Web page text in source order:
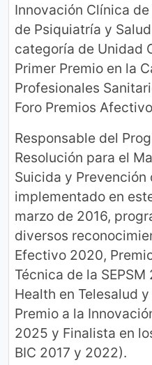
Innovación Clínica
de Psiquiatría y
categoría de Unidad
Primer Premio en la
Profesionales
Foro Premios
Responsable del
Resolución para el
Suicida y Prevención
implementado en
marzo de 2016,
diversos
Efectivo 2020,
Técnica de la
Health en Telesalud
Premio a la
2025 y Finalista en
BIC 2017 y 2022).